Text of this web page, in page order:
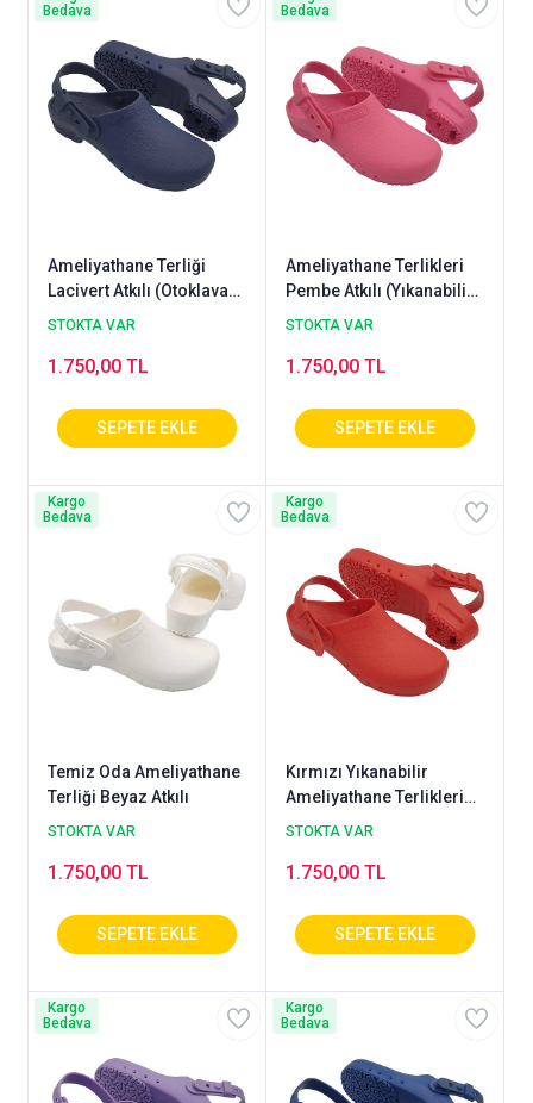
Ameliyathane Terliği
Lacivert Atkılı (Otoklava
Dayanıklı Terlik)
STOKTA VAR
1.750,00 TL
Bedava
Ameliyathane Terlikleri
Pembe Atkılı (Yıkanabilir
ve Antistatik)
STOKTA VAR
1.750,00 TL
Bedava
Temiz Oda Ameliyathane
Terliği Beyaz Atkılı
STOKTA VAR
1.750,00 TL
Kargo
Bedava
Kırmızı Yıkanabilir
Ameliyathane Terlikleri
Atkılı Model
STOKTA VAR
1.750,00 TL
Kargo
Bedava
Kargo
Bedava
Kargo
Bedava